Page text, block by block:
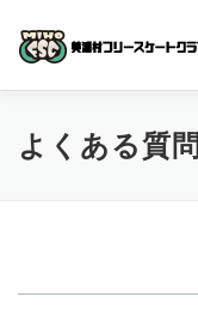
体験入会申し込み
よくある質問